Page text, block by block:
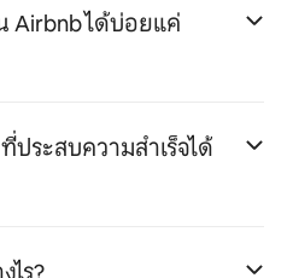
Airbnb ได้บ่อยแค่
ประสบความสำเร็จได้